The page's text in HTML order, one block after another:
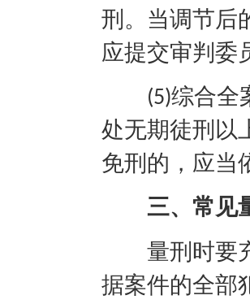
刑。当调节后
应提交审判委
(5)综合全
处无期徒刑以
免刑的，应当
三、常见
量刑时要充
据案件的全部